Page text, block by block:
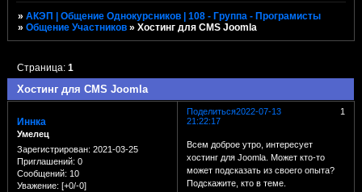
»АКЭП | Общение Однокурсников | 108 - Группа - Програмисты
»Общение Участников »Хостинг для CMS Joomla
Хостинг для CMS Joomla
Страница:1
Поделиться 1
2022-07-13
21:22:17
Иннка
Умелец
Зарегистрирован: 2021-03-25
Приглашений: 0
Сообщений: 10
Уважение: [+0/-0]
Всем доброе утро, интересует
хостинг для Joomla. Может кто-то
может подсказать из своего опыта?
Подскажите, кто в теме.